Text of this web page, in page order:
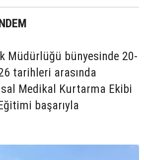
Müdürlüğü bünyesinde 20-
tarihleri arasında
Medikal Kurtarma Ekibi
başarıyla